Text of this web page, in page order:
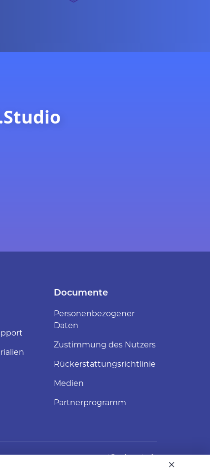
Documente
Personenbezogener
Daten
Zustimmung des Nutzers
Rückerstattungsrichtlinie
Medien
Partnerprogramm
support@web-ar.studio